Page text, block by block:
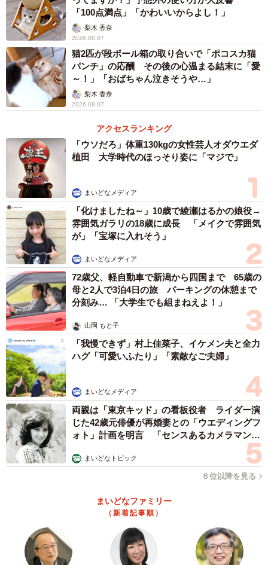
「100点満点」「かわいいからよし！」
梨木 香奈
2026.08.07
猫2匹が段ボール箱の取り合いで「ポコスカ猫
パンチ」の応酬 その後の心温まる結末に「愛
～！」「おばちゃん泣きそうや…」
梨木 香奈
2026.08.07
アクセスランキング
「ウソだろ」体重130kgの女性芸人オダウエダ
植田 大学時代のほっそり姿に「マジで」
まいどなメディア
「化けましたね～」10歳で綾瀬はるかの娘役→
雰囲気ガラリの18歳に成長 「メイクで雰囲気
が」「宝塚に入れそう」
まいどなメディア
72歳父、軽自動車で新潟から四国まで 65歳の
母と2人で3泊4日の旅 パーキングの休憩まで
分刻み… 「大学生でも組まねえよ！」
山岡 もと子
「我慢できず」村上佳菜子、イケメン夫と全力
ハグ「可愛いふたり」「素敵なご夫婦」
まいどなメディア
両親は「東京キッド」の看板役者 ライダー演
じた42歳元俳優が再婚妻との「ウエディングフ
ォト」計画を明言 「センスあるカメラマン求
まいどなトピック
６位以降を見る
まいどなファミリー
（新着記事順）